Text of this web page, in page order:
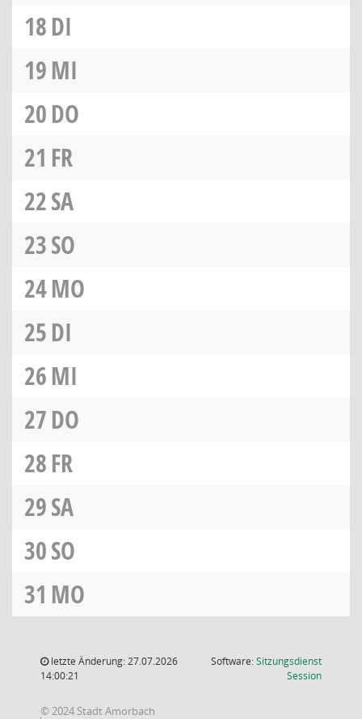
18DI
19MI
20DO
21 FR
22SA
23SO
24MO
25DI
26MI
27DO
28FR
29SA
30SO
31 MO
letzte Änderung: 27.07.2026
14:00:21
Software:Sitzungsdienst
Session(Wird in
© 2024 Stadt Amorbach